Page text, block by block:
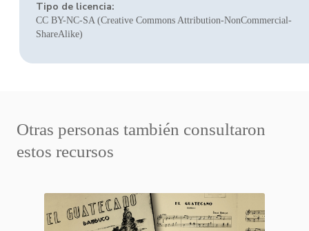
Tipo de licencia:
CC BY-NC-SA (Creative Commons Attribution-NonCommercial-
ShareAlike)
Otras personas también consultaron
estos recursos